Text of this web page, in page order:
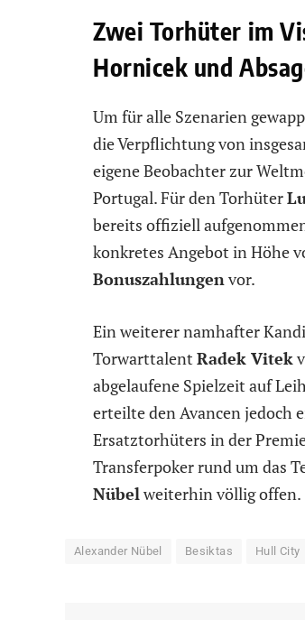
Zwei Torhüter im
Hornicek und
Um für alle Szenarien
die Verpflichtung von
eigene Beobachter zur
Portugal. Für den Torhüter
bereits offiziell
konkretes Angebot in Höhe
Bonuszahlungenvor.
Ein weiterer namhafter
Torwarttalent Radek Vitek
abgelaufene Spielzeit auf
erteilte den Avancen jedoch
Ersatztorhüters in der
Transferpoker rund um das
Nübel weiterhin völlig offen.
Alexander Nübel Besiktas Hull City